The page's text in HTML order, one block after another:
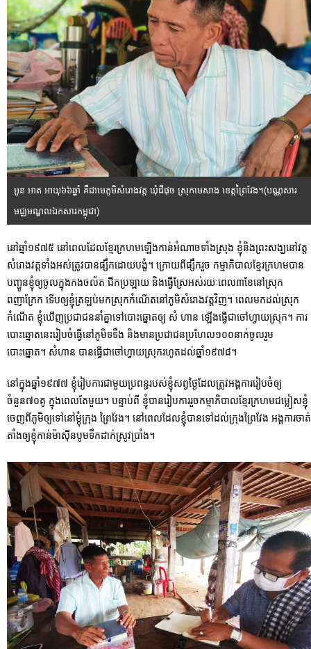
អួន អាត អាយុ៦៦ឆ្នាំ គឺជាមេភូមិសំរោងវត្ត ឃុំជីផុច ស្រុកមេសាង ខេត្តព្រៃវែង។(បណ្ណសារ
មជ្ឈមណ្ឌលឯកសារកម្ពុជា)
នៅឆ្នាំ១៩៧៥ នៅពេលដែលខ្មែរក្រហមឡើងកាន់អំណាចទាំងស្រុង ខ្ញុំនិងព្រះសង្ឃនៅវត្ត
សំរោងវត្តទាំងអស់ត្រូវបានផ្សឹកដោយបង្ខំ។ ក្រោយពីផ្សឹករួច កម្មាភិបាលខ្មែរក្រហមបាន
បញ្ជូនខ្ញុំឲ្យចូលក្នុងកងចល័ត ជីកប្រឡាយ និងធ្វើស្រែអស់រយៈពេល៣ខែនៅស្រុក
ពញាក្រែក ទើបឲ្យខ្ញុំត្រឡប់មកស្រុកកំណើតនៅភូមិសំរោងវត្តវិញ។ ពេលមកដល់ស្រុក
កំណើត ខ្ញុំឃើញប្រជាជននាំគ្នាទៅបោះឆ្នោតឲ្យ សំ ហាន ឡើងធ្វើជាចៅហ្វាយស្រុក។ ការ
បោះឆ្នោតនេះរៀបចំធ្វើនៅភូមិទទឹង និងមានប្រជាជនប្រហែល១០០នាក់ចូលរួម
បោះឆ្នោត។ សំហាន បានធ្វើជាចៅហ្វាយស្រុករហូតដល់ឆ្នាំ១៩៧៨។
នៅក្នុងឆ្នាំ១៩៧៧ ខ្ញុំរៀបការជាមួយប្រពន្ធរបស់ខ្ញុំសព្វថ្ងៃដែលត្រូវអង្គការរៀបចំឲ្យ
ចំនួន៧០គូ ក្នុងពេលតែមួយ។ បន្ទាប់ពី ខ្ញុំបានរៀបការរួចកម្មាភិបាលខ្មែរក្រហមជម្លៀសខ្ញុំ
ចេញពីភូមិឲ្យទៅនៅម្តុំក្រុង ព្រៃវែង។ នៅពេលដែលខ្ញុំបានទៅដល់ក្រុងព្រៃវែង អង្គការចាត់
តាំងឲ្យខ្ញុំកាន់ម៉ាស៊ីនបូមទឹកដាក់ស្រូវប្រាំង។